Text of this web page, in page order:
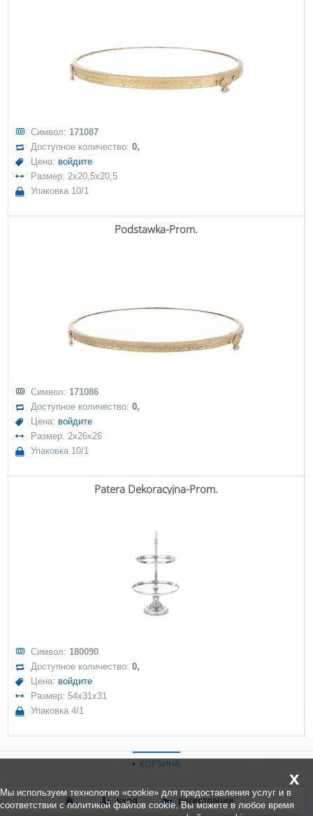
Символ: 171087
Доступное количество:0,
Цена: войдите
Размер: 2x20,5x20,5
Упаковка 10/1
Podstawka-Prom.
Символ: 171086
Доступное количество:0,
Цена: войдите
Размер: 2x26x26
Упаковка 10/1
Patera Dekoracyjna-Prom.
Символ: 180090
Доступное количество:0,
Цена: войдите
Размер: 54x31x31
Упаковка 4/1
КОРЗИНА
вход регистрация
x
Мы используем технологию «cookie» для предоставления услуг и в
соответствии с политикой файлов cookie. Вы можете в любое время